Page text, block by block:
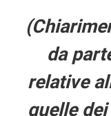
da
relative
quelle